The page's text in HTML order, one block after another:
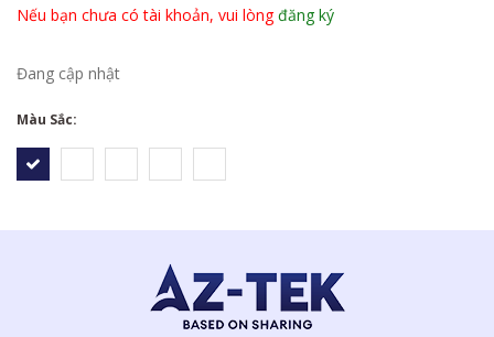
Nếu bạn chưa có tài khoản, vui lòngđăng ký
Đang cập nhật
Màu Sắc: